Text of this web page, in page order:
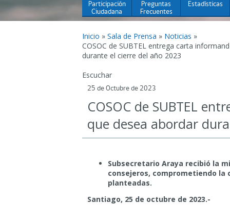
Participación
Ciudadana
Preguntas
Frecuentes
Estadísticas
Inicio » Sala de Prensa » Noticias »
COSOC de SUBTEL entrega carta
durante el cierre del año 2023
Escuchar
25 de Octubre de 2023
COSOC de SUBTEL
que desea abordar
Subsecretario Araya recibió la
consejeros, comprometiendo
planteadas.
Santiago, 25 de octubre de 2023.-